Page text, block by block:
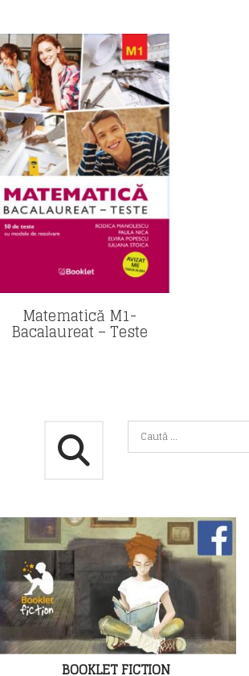
Matematică M1-
Bacalaureat – Teste
BOOKLET FICTION